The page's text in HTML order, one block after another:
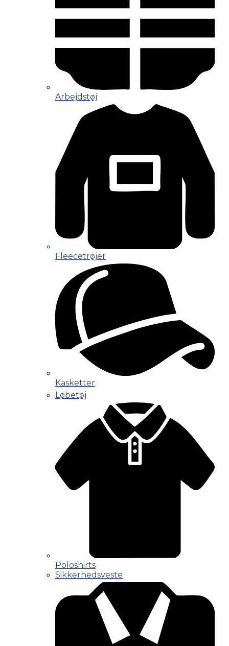
Arbejdstøj
Fleecetrøjer
Kasketter
Løbetøj
Poloshirts
Sikkerhedsveste